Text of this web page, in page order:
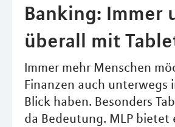
Banking: Immer
überall mit
Immer mehr Menschen
Finanzen auch unterwegs
Blick haben. Besonders
da Bedeutung. MLP bietet